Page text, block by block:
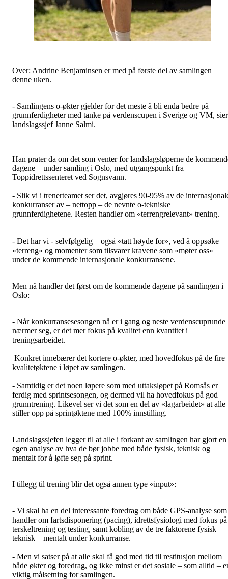
Over: Andrine Benjaminsen er med på første del av samlingen
denne uken.
- Samlingens o-økter gjelder for det meste å bli enda bedre på
grunnferdigheter med tanke på verdenscupen i Sverige og VM, sier
landslagssjef Janne Salmi.
Han prater da om det som venter for landslagsløperne de
dagene – under samling i Oslo, med utgangspunkt fra
Toppidrettssenteret ved Sognsvann.
- Slik vi i trenerteamet ser det, avgjøres 90-95% av de
konkurranser av – nettopp – de nevnte o-tekniske
grunnferdighetene. Resten handler om «terrengrelevant» trening.
- Det har vi - selvfølgelig – også «tatt høyde for», ved å oppsøke
«terreng» og momenter som tilsvarer kravene som «møter oss»
under de kommende internasjonale konkurransene.
Men nå handler det først om de kommende dagene på samlingen i
Oslo:
- Når konkurransesesongen nå er i gang og neste verdenscuprunde
nærmer seg, er det mer fokus på kvalitet enn kvantitet i
treningsarbeidet.
Konkret innebærer det kortere o-økter, med hovedfokus på de fire
kvalitetøktene i løpet av samlingen.
- Samtidig er det noen løpere som med uttaksløpet på Romsås er
ferdig med sprintsesongen, og dermed vil ha hovedfokus på god
grunntrening. Likevel ser vi det som en del av «lagarbeidet» at alle
stiller opp på sprintøktene med 100% innstilling.
Landslagssjefen legger til at alle i forkant av samlingen har gjort en
egen analyse av hva de bør jobbe med både fysisk, teknisk og
mentalt for å løfte seg på sprint.
I tillegg til trening blir det også annen type «input»:
- Vi skal ha en del interessante foredrag om både GPS-analyse som
handler om fartsdisponering (pacing), idrettsfysiologi med fokus på
terskeltrening og testing, samt kobling av de tre faktorene fysisk –
teknisk – mentalt under konkurranse.
- Men vi satser på at alle skal få god med tid til restitusjon mellom
både økter og foredrag, og ikke minst er det sosiale – som alltid –
viktig målsetning for samlingen.